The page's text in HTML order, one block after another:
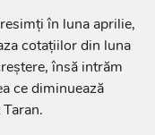
în luna aprilie,
cotațiilor din luna
însă intrăm
ce diminuează